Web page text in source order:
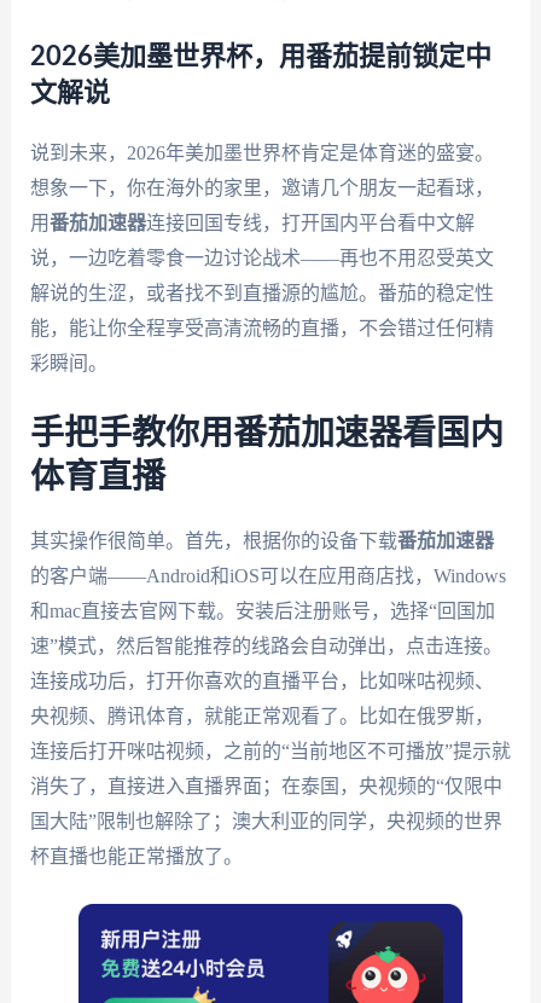
2026美加墨世界杯，用番茄提前锁定中
文解说
说到未来，2026年美加墨世界杯肯定是体育迷的盛宴。
想象一下，你在海外的家里，邀请几个朋友一起看球，
用番茄加速器连接回国专线，打开国内平台看中文解
说，一边吃着零食一边讨论战术——再也不用忍受英文
解说的生涩，或者找不到直播源的尴尬。番茄的稳定性
能，能让你全程享受高清流畅的直播，不会错过任何精
彩瞬间。
手把手教你用番茄加速器看国内
体育直播
其实操作很简单。首先，根据你的设备下载番茄加速器
的客户端——Android和iOS可以在应用商店找，Windows
和mac直接去官网下载。安装后注册账号，选择“回国加
速”模式，然后智能推荐的线路会自动弹出，点击连接。
连接成功后，打开你喜欢的直播平台，比如咪咕视频、
央视频、腾讯体育，就能正常观看了。比如在俄罗斯，
连接后打开咪咕视频，之前的“当前地区不可播放”提示就
消失了，直接进入直播界面；在泰国，央视频的“仅限中
国大陆”限制也解除了；澳大利亚的同学，央视频的世界
杯直播也能正常播放了。